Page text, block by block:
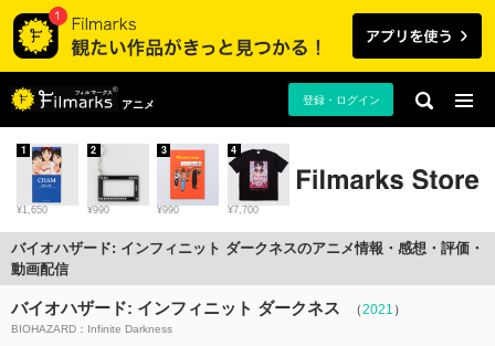
アニメ 登録・ログイン
¥1,650
1
¥990
2
¥990
3
¥7,700
4
バイオハザード: インフィニット ダークネスのアニメ情報・感想・評価・
動画配信
バイオハザード: インフィニット ダークネス （2021 ）
BIOHAZARD：Infinite Darkness